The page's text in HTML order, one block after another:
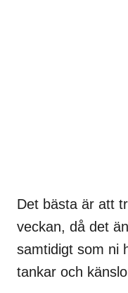
Det bästa är att
veckan, då det
samtidigt som ni
tankar och